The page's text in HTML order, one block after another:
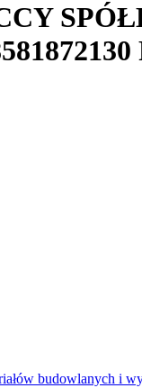
budowlanych i